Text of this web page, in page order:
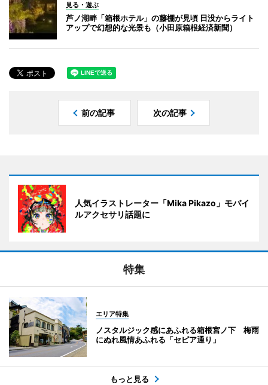
見る・遊ぶ
芦ノ湖畔「箱根ホテル」の藤棚が見頃 日没からライト
アップで幻想的な光景も（小田原箱根経済新聞）
前の記事 次の記事
人気イラストレーター「Mika Pikazo」モバイ
ルアクセサリ話題に
特集
エリア特集
ノスタルジック感にあふれる箱根宮ノ下 梅雨
にぬれ風情あふれる「セピア通り」
もっと見る